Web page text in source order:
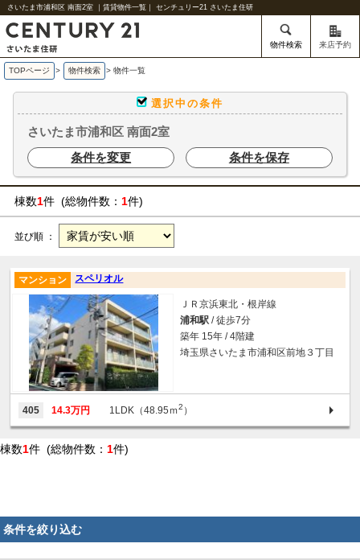
さいたま市浦和区 南面2室 ｜賃貸物件一覧｜ センチュリー21 さいたま住研
物件検索 来店予約
TOPページ > 物件検索 > 物件一覧
選択中の条件
さいたま市浦和区 南面2室
条件を変更
条件を保存
棟数1件 (総物件数： 1件)
並び順 ：
スペリオル
マンション
ＪＲ京浜東北・根岸線
浦和駅 / 徒歩7分
築年 15年 / 4階建
埼玉県さいたま市浦和区前地３丁目
405 14.3万円 1LDK（48.95ｍ2 ）
棟数1件 (総物件数： 1件)
条件を絞り込む